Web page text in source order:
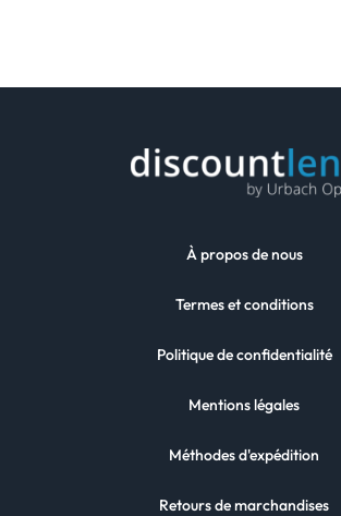
À propos de nous
Termes et conditions
Politique de confidentialité
Mentions légales
Méthodes d'expédition
Retours de marchandises